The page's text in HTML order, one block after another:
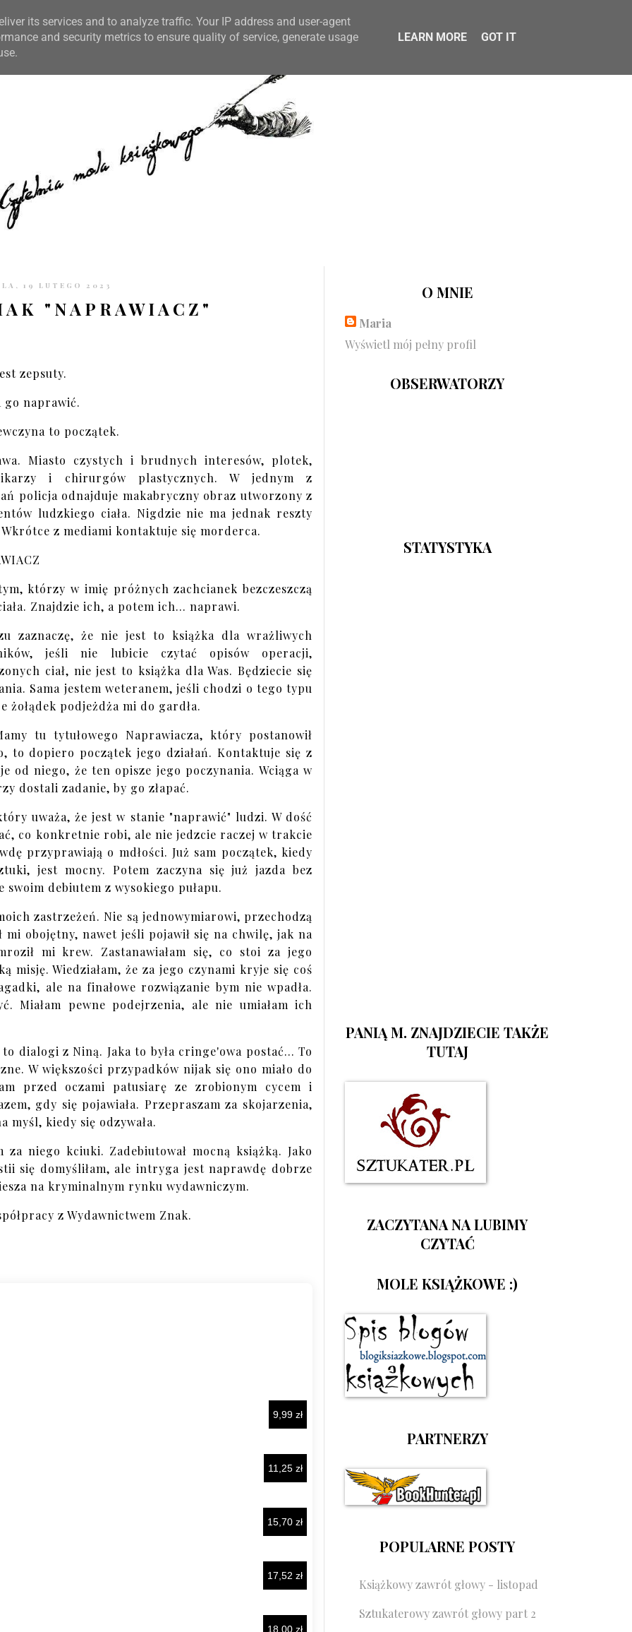
KONTAKT CZYTELNIA PO GODZINACH
19 LUTEGO 2023
"NAPRAWIACZ"
zepsuty.
go naprawić.
to początek.
Miasto czystych i brudnych interesów, plotek,
i chirurgów plastycznych. W jednym z
policja odnajduje makabryczny obraz utworzony z
ludzkiego ciała. Nigdzie nie ma jednak reszty
z mediami kontaktuje się morderca.
którzy w imię próżnych zachcianek bezczeszczą
Znajdzie ich, a potem ich… naprawi.
zaznaczę, że nie jest to książka dla wrażliwych
jeśli nie lubicie czytać opisów operacji,
ciał, nie jest to książka dla Was. Będziecie się
Sama jestem weteranem, jeśli chodzi o tego typu
żołądek podjeżdża mi do gardła.
tu tytułowego Naprawiacza, który postanowił
to dopiero początek jego działań. Kontaktuje się z
od niego, że ten opisze jego poczynania. Wciąga w
dostali zadanie, by go złapać.
uważa, że jest w stanie "naprawić" ludzi. W dość
co konkretnie robi, ale nie jedzcie raczej w trakcie
przyprawiają o mdłości. Już sam początek, kiedy
jest mocny. Potem zaczyna się już jazda bez
debiutem z wysokiego pułapu.
zastrzeżeń. Nie są jednowymiarowi, przechodzą
obojętny, nawet jeśli pojawił się na chwilę, jak na
mi krew. Zastanawiałam się, co stoi za jego
misję. Wiedziałam, że za jego czynami kryje się coś
ale na finałowe rozwiązanie bym nie wpadła.
Miałam pewne podejrzenia, ale nie umiałam ich
dialogi z Niną. Jaka to była cringe'owa postać... To
W większości przypadków nijak się ono miało do
przed oczami patusiarę ze zrobionym cycem i
gdy się pojawiała. Przepraszam za skojarzenia,
myśl, kiedy się odzywała.
niego kciuki. Zadebiutował mocną książką. Jako
się domyśliłam, ale intryga jest naprawdę dobrze
na kryminalnym rynku wydawniczym.
z Wydawnictwem Znak.
O MNIE
Maria
Wyświetl mój pełny profil
OBSERWATORZY
STATYSTYKA
PANIĄ M. ZNAJDZIECIE TAKŻE
TUTAJ
ZACZYTANA NA LUBIMY
CZYTAĆ
MOLE KSIĄŻKOWE :)
PARTNERZY
POPULARNE POSTY
Książkowy zawrót głowy - listopad
Sztukaterowy zawrót głowy part 2
its services and to analyze traffic. Your IP address and user-agent
and security metrics to ensure quality of service, generate usage
LEARN MORE GOT IT